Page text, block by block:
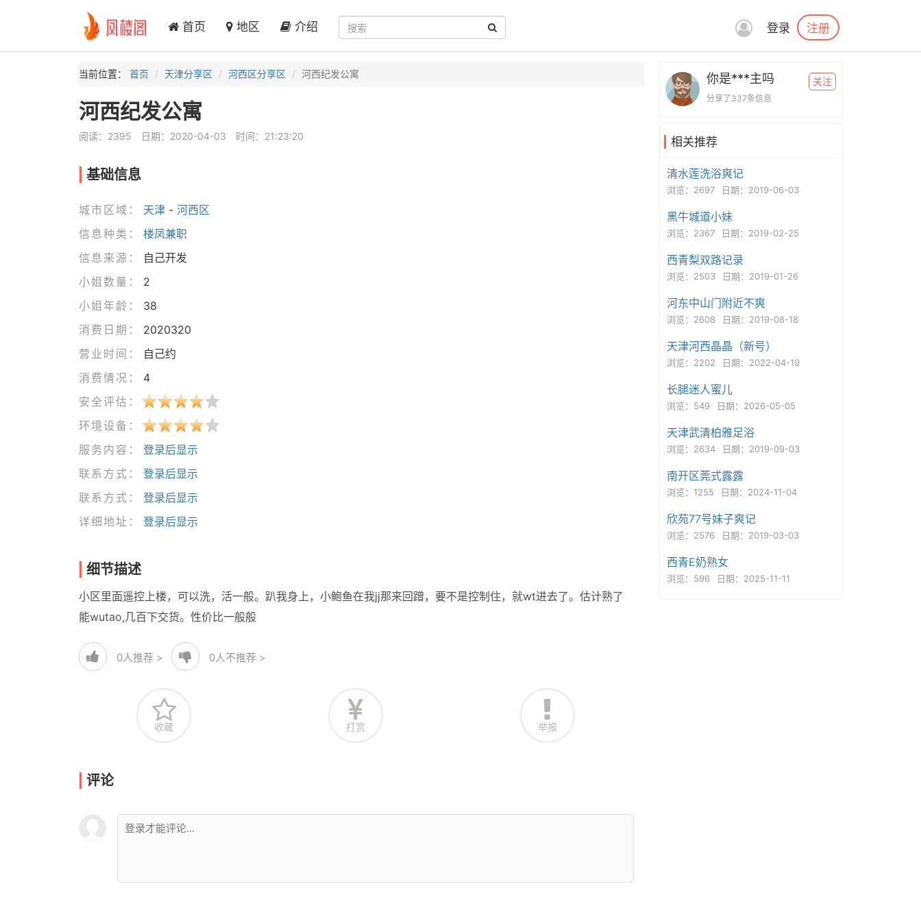
首页 地区 介绍 登录 注册
当前位置： 首页 天津分享区 河西区分享区 河西纪发公寓
河西纪发公寓
阅读：2395 日期：2020-04-03 时间：21:23:20
基础信息
城市区域： 天津- 河西区
信息种类：
楼凤兼职
信息来源：
自己开发
小姐数量：
2
小姐年龄：
38
消费日期：
2020320
营业时间：
自己约
消费情况：
4
安全评估：
环境设备：
服务内容：
登录后显示
联系方式：
登录后显示
联系方式：
登录后显示
详细地址：
登录后显示
细节描述
小区里面遥控上楼，可以洗，活一般。趴我身上，小鲍鱼在我jj那来回蹭，要不是控制住，就wt进去了。估计熟了
能wutao,几百下交货。性价比一般般
0人推荐 > 0人不推荐 >
收藏 打赏 举报
评论
你是***主吗
分享了337条信息
关注
相关推荐
清水莲洗浴爽记
浏览：2697 日期：2019-06-03
黑牛城道小妹
浏览：2367 日期：2019-02-25
西青梨双路记录
浏览：2503 日期：2019-01-26
河东中山门附近不爽
浏览：2608 日期：2019-08-18
天津河西晶晶（新号）
浏览：2202 日期：2022-04-19
长腿迷人蜜儿
浏览：549 日期：2026-05-05
天津武清柏雅足浴
浏览：2634 日期：2019-09-03
南开区莞式露露
浏览：1255 日期：2024-11-04
欣苑77号妹子爽记
浏览：2576 日期：2019-03-03
西青E奶熟女
浏览：596 日期：2025-11-11